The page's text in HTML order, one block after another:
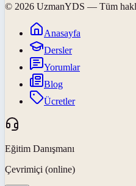
© 2026 UzmanYDS — Tüm
Anasayfa
Dersler
Yorumlar
Blog
Ücretler
Eğitim Danışmanı
Çevrimiçi (online)